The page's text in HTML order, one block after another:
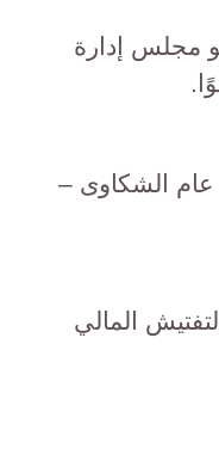
مجلس إدارة
عام الشكاوى –
المالي